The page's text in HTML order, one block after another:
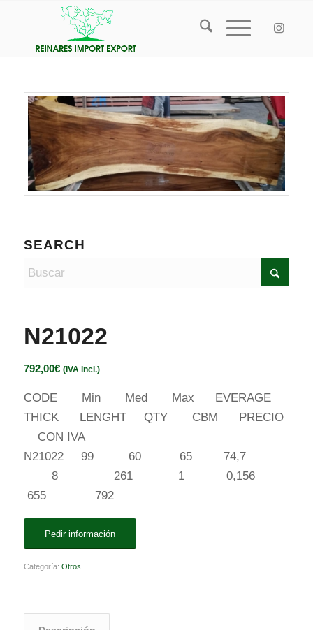
SEARCH
N21022
792,00€ (IVA incl.)
CODE Min Med Max EVERAGE
THICK LENGHT QTY CBM PRECIO
CON IVA
N21022 99 60 65 74,7
8 261 1 0,156
655 792
Pedir información
Categoría: Otros